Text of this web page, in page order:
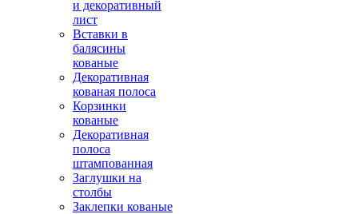
и декоративный
лист
Вставки в
балясины
кованые
Декоративная
кованая полоса
Корзинки
кованые
Декоративная
полоса
штампованная
Заглушки на
столбы
Заклепки кованые